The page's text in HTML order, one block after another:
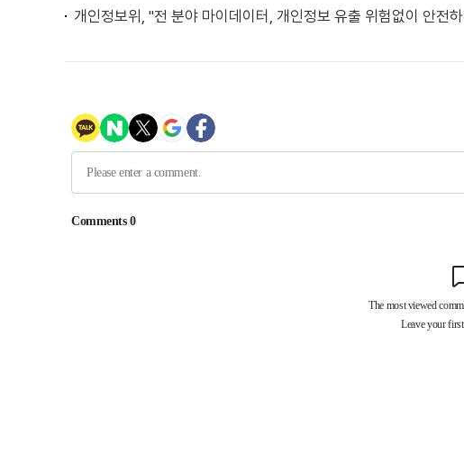
개인정보위, "전 분야 마이데이터, 개인정보 유출 위험없이 안전